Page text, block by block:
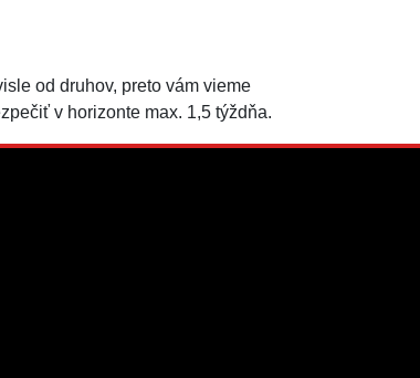
od druhov, preto vám vieme
v horizonte max. 1,5 týždňa.